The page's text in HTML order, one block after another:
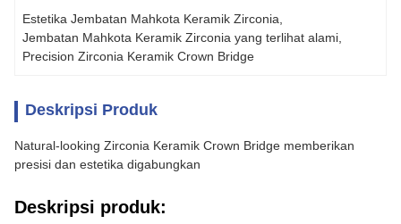
Estetika Jembatan Mahkota Keramik Zirconia
Jembatan Mahkota Keramik Zirconia yang terlihat alami
Precision Zirconia Keramik Crown Bridge
Deskripsi Produk
Natural-looking Zirconia Keramik Crown Bridge memberikan
presisi dan estetika digabungkan
Deskripsi produk: